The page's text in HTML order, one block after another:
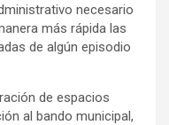
necesario
más rápida las
de algún episodio
de espacios
al bando municipal,